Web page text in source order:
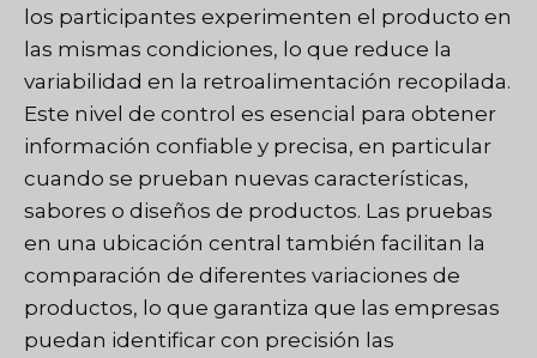
los participantes experimenten el producto en
las mismas condiciones, lo que reduce la
variabilidad en la retroalimentación recopilada.
Este nivel de control es esencial para obtener
información confiable y precisa, en particular
cuando se prueban nuevas características,
sabores o diseños de productos. Las pruebas
en una ubicación central también facilitan la
comparación de diferentes variaciones de
productos, lo que garantiza que las empresas
puedan identificar con precisión las